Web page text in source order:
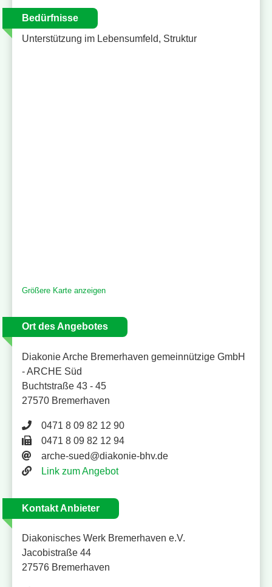
Bedürfnisse
Unterstützung im Lebensumfeld, Struktur
Größere Karte anzeigen
Ort des Angebotes
Diakonie Arche Bremerhaven gemeinnützige GmbH
- ARCHE Süd
Buchtstraße 43 - 45
27570 Bremerhaven
Telefonnummer 0471 8 09 82 12 90
0471 8 09 82 12 90
Faxnummer 0471 8 09 82 12 94
0471 8 09 82 12 94
arche-sued@diakonie-bhv.de
Link zum Angebot
Kontakt Anbieter
Diakonisches Werk Bremerhaven e.V.
Jacobistraße 44
27576 Bremerhaven